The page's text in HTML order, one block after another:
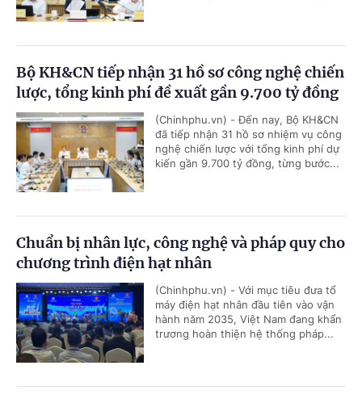
Bộ KH&CN tiếp nhận 31 hồ sơ công nghệ chiến
lược, tổng kinh phí đề xuất gần 9.700 tỷ đồng
(Chinhphu.vn) - Đến nay, Bộ KH&CN
đã tiếp nhận 31 hồ sơ nhiệm vụ công
nghệ chiến lược với tổng kinh phí dự
kiến gần 9.700 tỷ đồng, từng bước...
Chuẩn bị nhân lực, công nghệ và pháp quy cho
chương trình điện hạt nhân
(Chinhphu.vn) - Với mục tiêu đưa tổ
máy điện hạt nhân đầu tiên vào vận
hành năm 2035, Việt Nam đang khẩn
trương hoàn thiện hệ thống pháp...